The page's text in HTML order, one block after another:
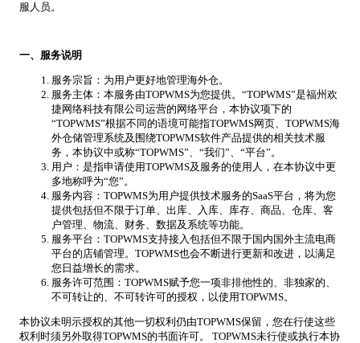
服人员。
一、服务说明
服务宗旨：为用户更好地管理海外仓。
服务主体：本服务由TOPWMS为您提供。“TOPWMS”是福州欢
捷网络科技有限公司运营的网络平台，本协议项下的
“TOPWMS”根据不同的语境可能指TOPWMS网页、TOPWMS海
外仓储管理系统及围绕TOPWMS软件产品提供的相关技术服
务，本协议中或称“TOPWMS”、“我们”、“平台”。
用户：是指申请使用TOPWMS及服务的使用人，在本协议中更
多地称呼为“您”。
服务内容：TOPWMS为用户提供技术服务的SaaS平台，将为您
提供包括但不限于订单、出库、入库、库存、商品、仓库、客
户管理、物流、财务、数据及系统等功能。
服务平台：TOPWMS支持接入包括但不限于国内国外主流电商
平台的店铺管理。TOPWMS也会不断进行更新和改进，以满足
您日益增长的需求。
服务许可范围：TOPWMS赋予您一项非排他性的、非独家的、
不可转让的、不可转许可的授权，以使用TOPWMS。
本协议未明示授权的其他一切权利仍由TOPWMS保留，您在行使这些
权利时须另外取得TOPWMS的书面许可。 TOPWMS未行使或执行本协